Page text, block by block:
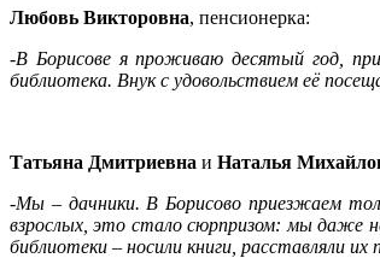
Любовь Викторовна, пенсионерка:
-В Борисове я проживаю десятый год,
библиотека. Внук с удовольствием её
Татьяна Дмитриевна и Наталья
-Мы – дачники. В Борисово приезжаем
взрослых, это стало сюрпризом: мы даже
библиотеки – носили книги, расставляли